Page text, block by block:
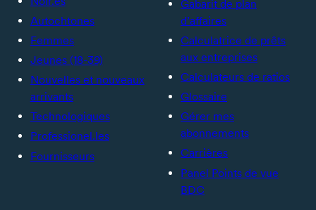
Autochtones
Femmes
Jeunes (18-39)
Nouvelles et nouveaux
arrivants
Technologiques
Professionel.les
Fournisseurs
Gabarit de plan
d’affaires
Calculatrice de prêts
aux entreprises
Calculateurs de ratios
Glossaire
Gérer mes
abonnements
Carrières
Panel Points de vue
BDC